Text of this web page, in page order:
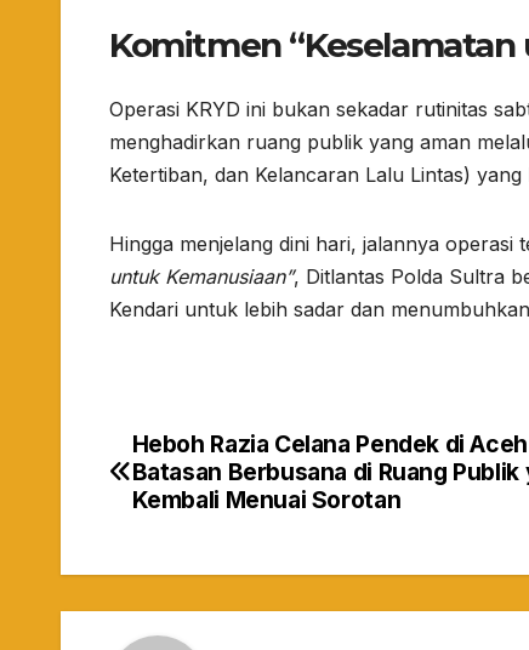
Komitmen
​Operasi KRYD ini bukan sekadar rutinitas
menghadirkan ruang publik yang aman
Ketertiban, dan Kelancaran Lalu Lintas)
​Hingga menjelang dini hari, jalannya
untuk Kemanusiaan”, Ditlantas Polda Sultra
Kendari untuk lebih sadar dan
Navigasi
pos
Heboh Razia Celana Pendek di
Batasan Berbusana di Ruang Publik
Kembali Menuai Sorotan